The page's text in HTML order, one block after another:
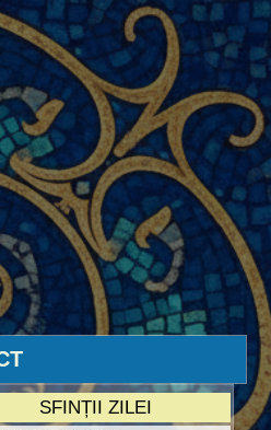
SFINȚII ZILEI